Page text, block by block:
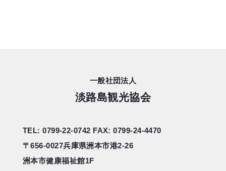
一般社団法人
淡路島観光協会
TEL: 0799-22-0742 FAX: 0799-24-4470
〒656-0027兵庫県洲本市港2-26
洲本市健康福祉館1F